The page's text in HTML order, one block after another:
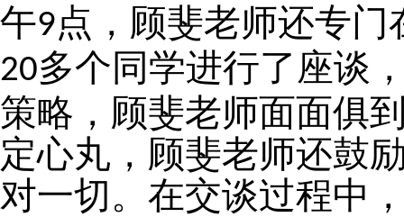
午9点，顾斐老师还专门
20多个同学进行了座谈
策略，顾斐老师面面俱
定心丸，顾斐老师还鼓
对一切。在交谈过程中